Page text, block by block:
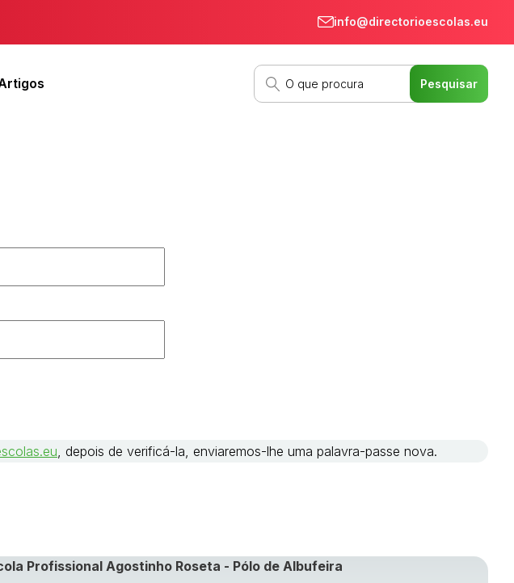
info@directorioescolas.eu
, depois de verificá-la, enviaremos-lhe uma palavra-passe nova.
Profissional Agostinho Roseta - Pólo de Albufeira